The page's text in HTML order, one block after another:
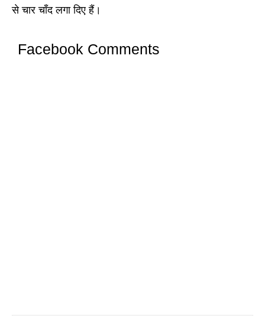
से चार चाँद लगा दिए हैं।
Facebook Comments